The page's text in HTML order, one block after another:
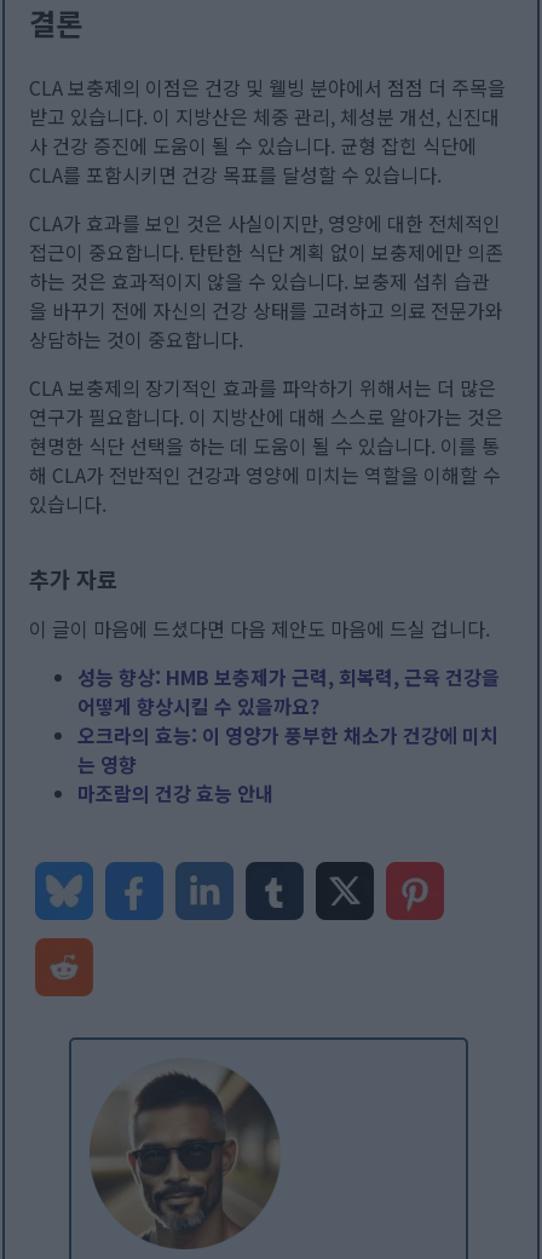
결론
CLA 보충제의 이점은 건강 및 웰빙 분야에서 점점 더 주목을
받고 있습니다. 이 지방산은 체중 관리, 체성분 개선, 신진대
사 건강 증진에 도움이 될 수 있습니다. 균형 잡힌 식단에
CLA를 포함시키면 건강 목표를 달성할 수 있습니다.
CLA가 효과를 보인 것은 사실이지만, 영양에 대한 전체적인
접근이 중요합니다. 탄탄한 식단 계획 없이 보충제에만 의존
하는 것은 효과적이지 않을 수 있습니다. 보충제 섭취 습관
을 바꾸기 전에 자신의 건강 상태를 고려하고 의료 전문가와
상담하는 것이 중요합니다.
CLA 보충제의 장기적인 효과를 파악하기 위해서는 더 많은
연구가 필요합니다. 이 지방산에 대해 스스로 알아가는 것은
현명한 식단 선택을 하는 데 도움이 될 수 있습니다. 이를 통
해 CLA가 전반적인 건강과 영양에 미치는 역할을 이해할 수
있습니다.
추가 자료
이 글이 마음에 드셨다면 다음 제안도 마음에 드실 겁니다.
성능 향상: HMB 보충제가 근력, 회복력, 근육 건강을
어떻게 향상시킬 수 있을까요?
오크라의 효능: 이 영양가 풍부한 채소가 건강에 미치
는 영향
마조람의 건강 효능 안내